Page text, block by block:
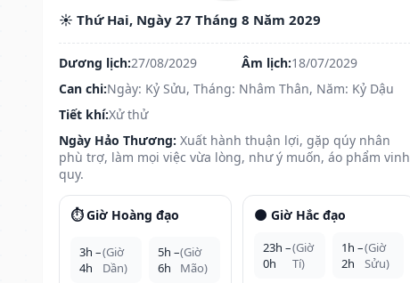
☀️ Thứ Hai, Ngày 27 Tháng 8 Năm 2029
Dương lịch:27/08/2029 Âm lịch:18/07/2029
Can chi:Ngày: Kỷ Sửu, Tháng: Nhâm Thân, Năm: Kỷ Dậu
Tiết khí:Xử thử
Ngày Hảo Thương: Xuất hành thuận lợi, gặp qúy nhân
phù trợ, làm mọi việc vừa lòng, như ý muốn, áo phẩm vinh
quy.
⏱️ Giờ Hoàng đạo
3h –
4h
(Giờ
Dần)
5h –
6h
(Giờ
Mão)
🌑 Giờ Hắc đạo
23h –
0h
(Giờ
Tí)
1h –
2h
(Giờ
Sửu)